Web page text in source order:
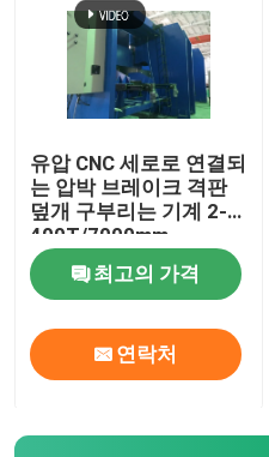
선을 째는 강철 코일
로봇식 용접 기계
뜨거운 복각 직류 전기를
유압 CNC 세로로 연결되
는 압박 브레이크 격판
덮개 구부리는 기계 2-
400T/7000mm
최고의 가격
연락처